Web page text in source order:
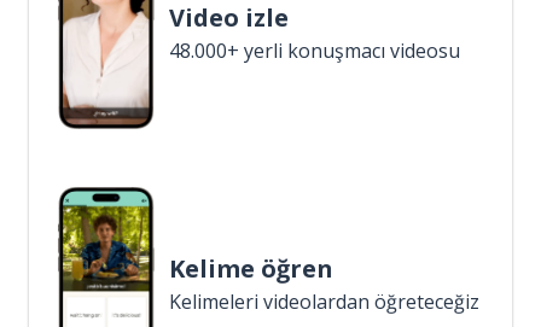
Video izle
48.000+ yerli konuşmacı videosu
Kelime öğren
Kelimeleri videolardan öğreteceğiz